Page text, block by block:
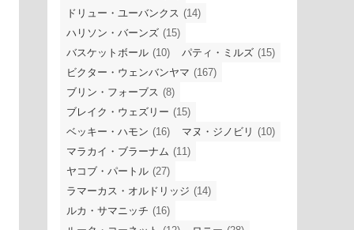
ドリュー・ユーバンクス (14)
ハリソン・バーンズ (15)
バスケットボール (10) パティ・ミルズ (15)
ビクター・ウェンバンヤマ (167)
ブリン・フォーブス (8)
ブレイク・ウェズリー (15)
ベッキー・ハモン (16) マヌ・ジノビリ (10)
マラカイ・ブラーナム (11)
ヤコブ・パートル (27)
ラマーカス・オルドリッジ (14)
ルカ・サマニッチ (16)